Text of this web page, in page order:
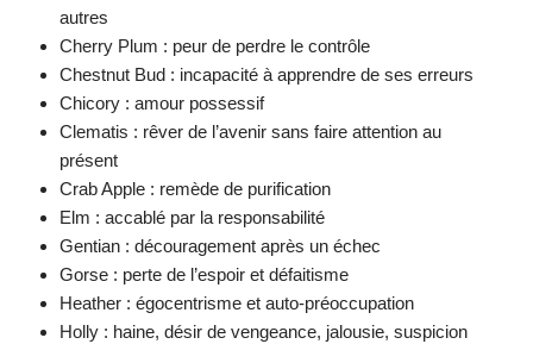
autres
Cherry Plum : peur de perdre le contrôle
Chestnut Bud : incapacité à apprendre de ses erreurs
Chicory : amour possessif
Clematis : rêver de l’avenir sans faire attention au
présent
Crab Apple : remède de purification
Elm : accablé par la responsabilité
Gentian : découragement après un échec
Gorse : perte de l’espoir et défaitisme
Heather : égocentrisme et auto-préoccupation
Holly : haine, désir de vengeance, jalousie, suspicion